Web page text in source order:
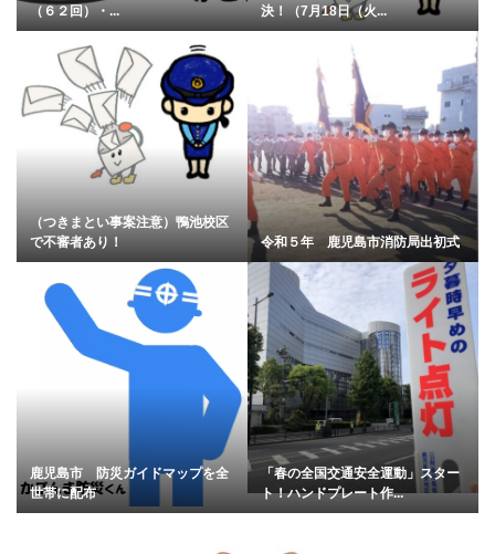
（６２回）・...
決！（7月18日（火...
（つきまとい事案注意）鴨池校区
で不審者あり！
令和５年 鹿児島市消防局出初式
鹿児島市 防災ガイドマップを全
世帯に配布
「春の全国交通安全運動」スター
ト！ハンドプレート作...